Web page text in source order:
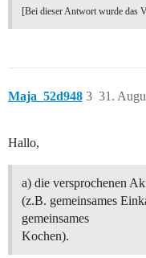
[Bei dieser Antwort wurde das
Maja_52d948 31.
3
Hallo,
a) die versprochenen
(z.B. gemeinsames
gemeinsames
Kochen).